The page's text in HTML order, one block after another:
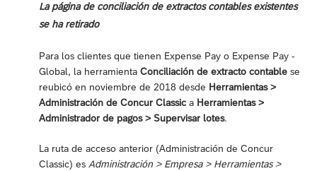
La página de conciliación de extractos contables existentes
se ha retirado
Para los clientes que tienen Expense Pay o Expense Pay -
Global, la herramienta Conciliación de extracto contable se
reubicó en noviembre de 2018 desde Herramientas >
Administración de Concur Classic a Herramientas >
Administrador de pagos > Supervisar lotes.
La ruta de acceso anterior (Administración de Concur
Classic) es Administración > Empresa > Herramientas >